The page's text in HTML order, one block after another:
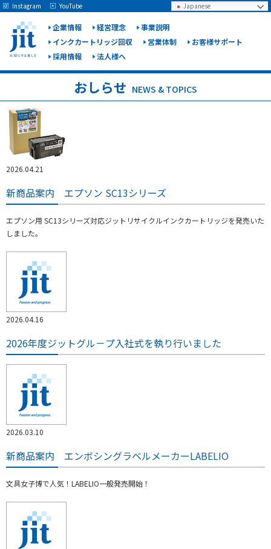
企業情報 経営理念
事業説明
インクカートリッジ回収
営業体制
お客様サポート
採用情報
法人様へ
Japanese
Instagram YouTube
おしらせ NEWS & TOPICS
2026.04.21
新商品案内 エプソン SC13シリーズ
エプソン用 SC13シリーズ対応ジットリサイクルインクカートリッジを発売いた
しました。
2026.04.16
2026年度ジットグル－プ入社式を執り行いました
2026.03.10
新商品案内 エンボシングラベルメーカーLABELIO
文具女子博で人気！LABELIO一般発売開始！
May we use cookies to track your activities? We take your privacy very seriously.
Please see our privacy policy for details and any questions.YesNo